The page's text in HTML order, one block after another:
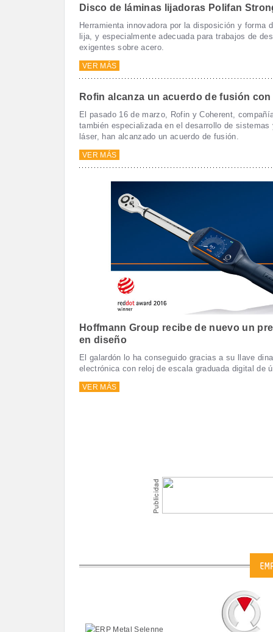
Disco de láminas lijadoras Polifan
Herramienta innovadora por la disposición y forma
lija, y especialmente adecuada para trabajos de
exigentes sobre acero.
VER MÁS
Rofin alcanza un acuerdo de fusión
El pasado 16 de marzo, Rofin y Coherent,
también especializada en el desarrollo de sistemas
láser, han alcanzado un acuerdo de fusión.
VER MÁS
Hoffmann Group recibe de nuevo un
en diseño
El galardón lo ha conseguido gracias a su llave
electrónica con reloj de escala graduada digital de
VER MÁS